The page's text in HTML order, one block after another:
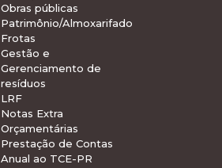
Obras públicas
Patrimônio/Almoxarifado
Frotas
Gestão e
Gerenciamento de
resíduos
LRF
Notas Extra
Orçamentárias
Prestação de Contas
Anual ao TCE-PR